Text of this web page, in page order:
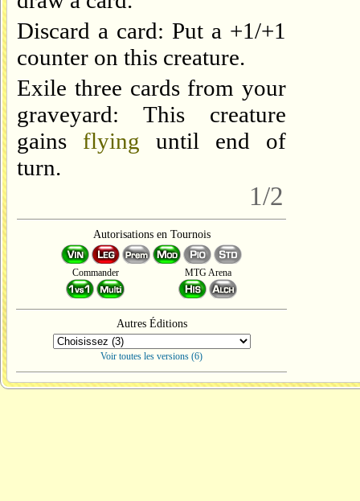
Discard a card: Put a +1/+1
counter on this creature.
Exile three cards from your
graveyard: This creature
gains flying until end of
turn.
1/2
Autorisations en Tournois
Commander MTG Arena
Autres Éditions
Voir toutes les versions (6)